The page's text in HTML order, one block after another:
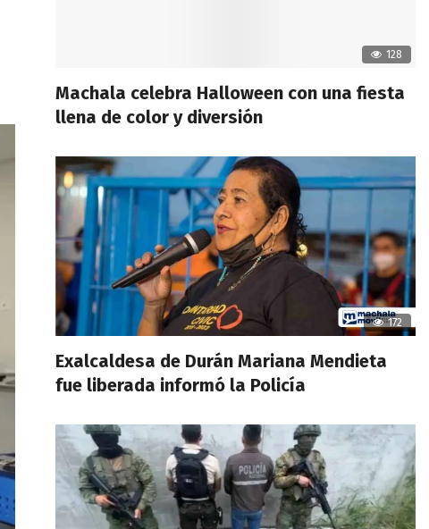
128
Machala celebra Halloween con una fiesta
llena de color y diversión
172
Exalcaldesa de Durán Mariana Mendieta
fue liberada informó la Policía